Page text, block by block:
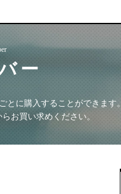
ー
とに購入することができます。
お買い求めください。